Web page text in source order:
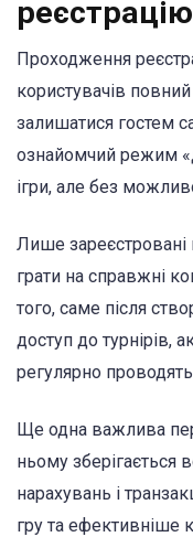
реєстрацію
Проходження
користувачів
залишатися гостем
ознайомчий режим
ігри, але без
Лише
грати на справжні
того, саме після
доступ до турнірів,
регулярно
Ще одна важлива
ньому зберігається
нарахувань і
гру та ефективніше